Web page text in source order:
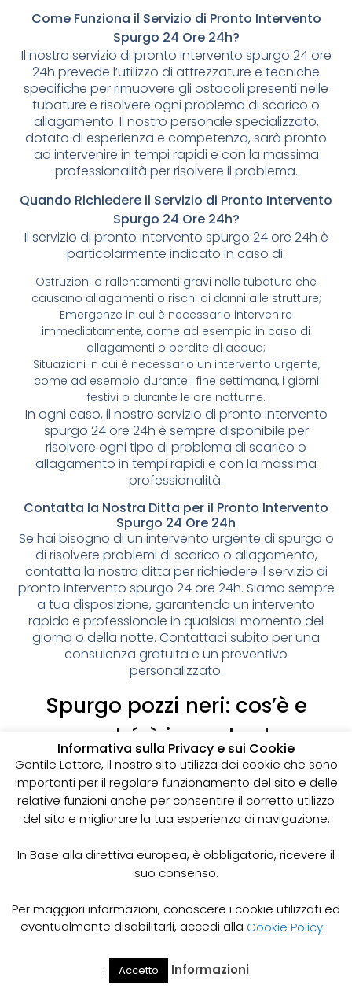
Come Funziona il Servizio di Pronto Intervento
Spurgo 24 Ore 24h?
Il nostro servizio di pronto intervento spurgo 24 ore
24h prevede l’utilizzo di attrezzature e tecniche
specifiche per rimuovere gli ostacoli presenti nelle
tubature e risolvere ogni problema di scarico o
allagamento. Il nostro personale specializzato,
dotato di esperienza e competenza, sarà pronto
ad intervenire in tempi rapidi e con la massima
professionalità per risolvere il problema.
Quando Richiedere il Servizio di Pronto Intervento
Spurgo 24 Ore 24h?
Il servizio di pronto intervento spurgo 24 ore 24h è
particolarmente indicato in caso di:
Ostruzioni o rallentamenti gravi nelle tubature che
causano allagamenti o rischi di danni alle strutture;
Emergenze in cui è necessario intervenire
immediatamente, come ad esempio in caso di
allagamenti o perdite di acqua;
Situazioni in cui è necessario un intervento urgente,
come ad esempio durante i fine settimana, i giorni
festivi o durante le ore notturne.
In ogni caso, il nostro servizio di pronto intervento
spurgo 24 ore 24h è sempre disponibile per
risolvere ogni tipo di problema di scarico o
allagamento in tempi rapidi e con la massima
professionalità.
Contatta la Nostra Ditta per il Pronto Intervento
Spurgo 24 Ore 24h
Se hai bisogno di un intervento urgente di spurgo o
di risolvere problemi di scarico o allagamento,
contatta la nostra ditta per richiedere il servizio di
pronto intervento spurgo 24 ore 24h. Siamo sempre
a tua disposizione, garantendo un intervento
rapido e professionale in qualsiasi momento del
giorno o della notte. Contattaci subito per una
consulenza gratuita e un preventivo
personalizzato.
Spurgo pozzi neri: cos’è e
perché è importante
I pozzi neri sono delle strutture sotterranee utilizzate
per la raccolta delle acque reflue domestiche,
soprattutto in zone dove non è disponibile un
sistema di smaltimento delle acque fognarie. Lo
spurgo dei pozzi neri è un’operazione essenziale
e prevenire il rischio di allagamenti, cattivi odori e
infezioni.
Come funziona lo spurgo dei pozzi neri
Lo spurgo dei pozzi neri viene effettuato mediante
specifiche, in grado di aspirare e rimuovere le
acque reflue e i sedimenti accumulati all’interno del
Cerca Il Mio
Informativa sulla Privacy e sui Cookie
Gentile Lettore, il nostro sito utilizza dei cookie che sono
importanti per il regolare funzionamento del sito e delle
relative funzioni anche per consentire il corretto utilizzo
del sito e migliorare la tua esperienza di navigazione.
In Base alla direttiva europea, è obbligatorio, ricevere il
suo consenso.
Per maggiori informazioni, conoscere i cookie utilizzati ed
eventualmente disabilitarli, accedi alla Cookie Policy.
. Accetto Informazioni